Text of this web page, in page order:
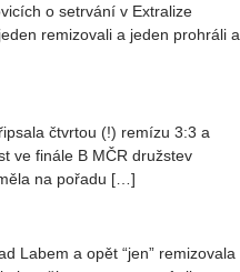
o setrvání v Extralize
remizovali a jeden prohráli a
čtvrtou (!) remízu 3:3 a
ve finále B MČR družstev
na pořadu […]
Labem a opět “jen” remizovala